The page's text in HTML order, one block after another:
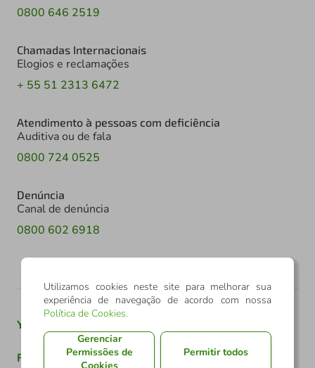
0800 646 2519
Chamadas Internacionais
Elogios e reclamações
+ 55 51 2313 6472
Atendimento à pessoas com deficiência
Auditiva ou de fala
0800 724 0525
Denúncia
Canal de denúncia
0800 602 6918
Youtube
Facebook TikTok
Utilizamos cookies neste site para melhorar sua
experiência de navegação de acordo com nossa
Política de Cookies.
Gerenciar
Permissões de
Permitir todos